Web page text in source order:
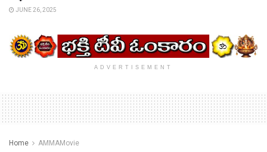
JUNE 26, 2025
ADVERTISEMENT
Home AMMAMovie